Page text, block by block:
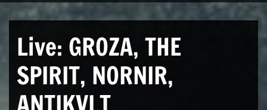
Live: GROZA, THE
SPIRIT, NORNIR,